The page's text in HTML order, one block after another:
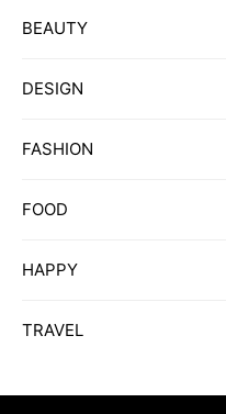
BEAUTY
DESIGN
FASHION
FOOD
HAPPY
TRAVEL